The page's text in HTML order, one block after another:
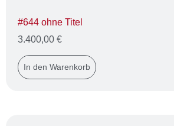
#644 ohne Titel
3.400,00 €
In den Warenkorb